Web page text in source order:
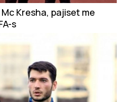
Kresha, pajiset me
s